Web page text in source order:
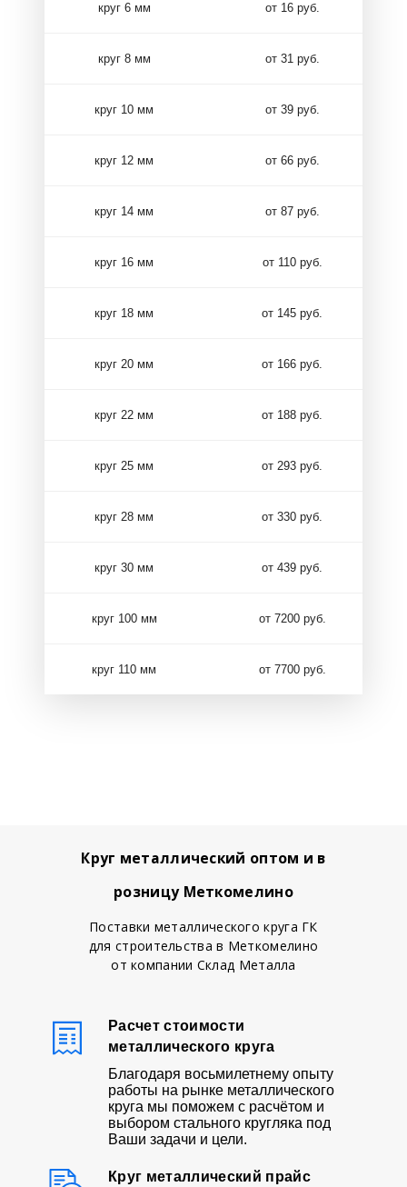
круг 6 мм от 16 руб.
круг 8 мм от 31 руб.
круг 10 мм от 39 руб.
круг 12 мм от 66 руб.
круг 14 мм от 87 руб.
круг 16 мм от 110 руб.
круг 18 мм от 145 руб.
круг 20 мм от 166 руб.
круг 22 мм от 188 руб.
круг 25 мм от 293 руб.
круг 28 мм от 330 руб.
круг 30 мм от 439 руб.
круг 100 мм от 7200 руб.
круг 110 мм от 7700 руб.
Круг металлический оптом и в
розницу Меткомелино
Поставки металлического круга ГК
для строительства в Меткомелино
от компании Склад Металла
Расчет стоимости
металлического круга
Благодаря восьмилетнему опыту
работы на рынке металлического
круга мы поможем с расчётом и
выбором стального кругляка под
Ваши задачи и цели.
Круг металлический прайс